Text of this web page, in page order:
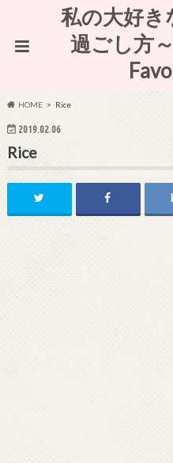
私の大好き
過ごし方
HOME Rice
2019.02.06
Rice